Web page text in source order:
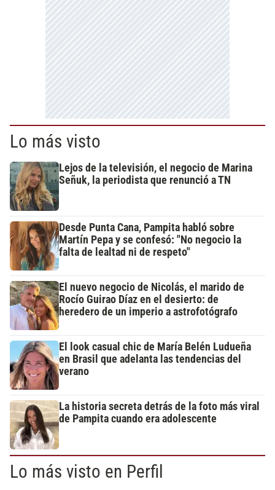
Lo más visto
Lejos de la televisión, el negocio de Marina
Señuk, la periodista que renunció a TN
Desde Punta Cana, Pampita habló sobre
Martín Pepa y se confesó: "No negocio la
falta de lealtad ni de respeto"
El nuevo negocio de Nicolás, el marido de
Rocío Guirao Díaz en el desierto: de
heredero de un imperio a astrofotógrafo
El look casual chic de María Belén Ludueña
en Brasil que adelanta las tendencias del
verano
La historia secreta detrás de la foto más viral
de Pampita cuando era adolescente
Lo más visto en Perfil